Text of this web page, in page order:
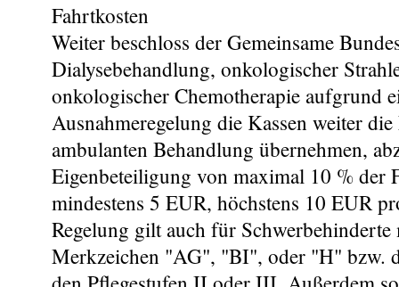
Fahrtkosten
Weiter beschloss der Gemeinsame
Dialysebehandlung, onkologischer
onkologischer Chemotherapie aufgrund
Ausnahmeregelung die Kassen weiter
ambulanten Behandlung übernehmen,
Eigenbeteiligung von maximal 10 % der
mindestens 5 EUR, höchstens 10 EUR
Regelung gilt auch für Schwerbehinderte
Merkzeichen "AG", "BI", oder "H" bzw.